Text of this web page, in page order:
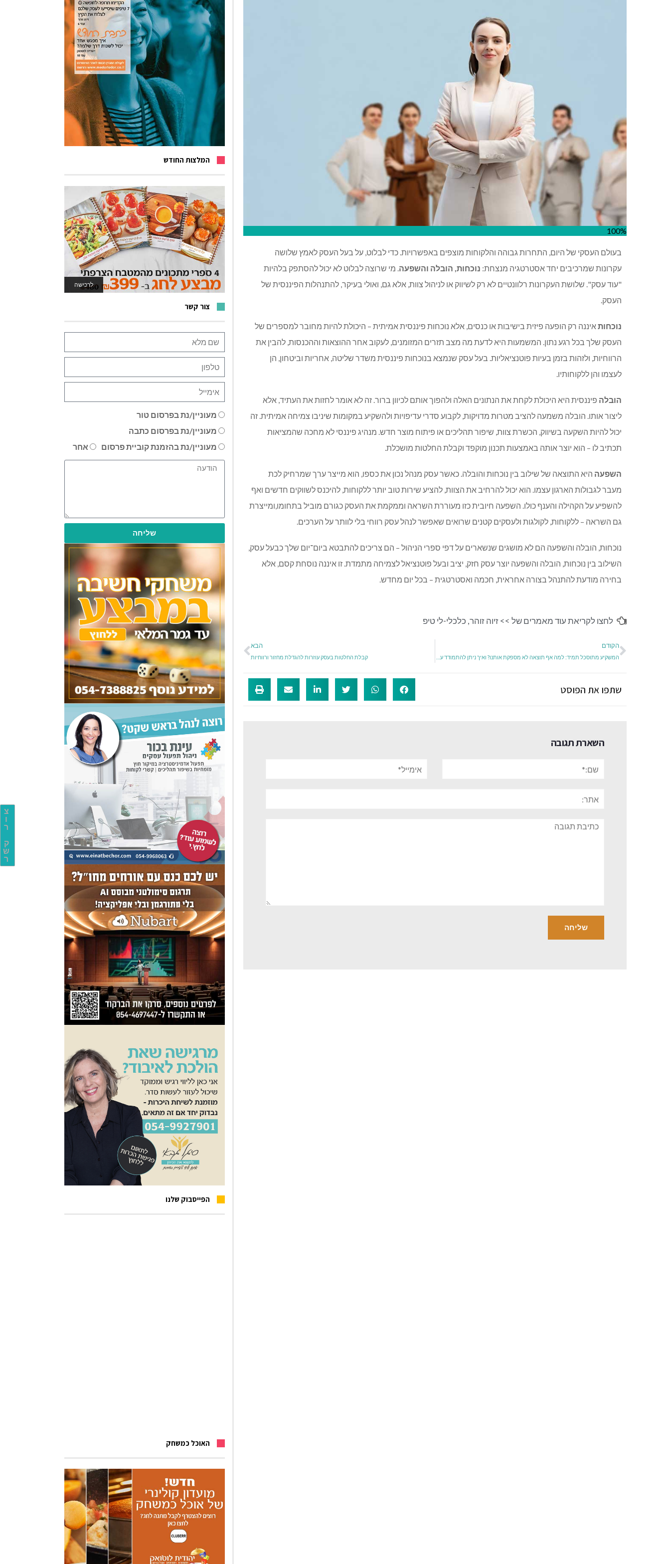
צ
ו
ר
ק
ש
ר
100%
בעולם העסקי של היום, התחרות גבוהה והלקוחות מוצפים באפשרויות. כדי לבלוט, על בעל העסק לאמץ שלושה
עקרונות שמרכיבים יחד אסטרטגיה מנצחת: נוכחות, הובלה והשפעה. מי שרוצה לבלוט לא יכול להסתפק בלהיות
"עוד עסק". שלושת העקרונות רלוונטיים לא רק לשיווק או לניהול צוות, אלא גם, ואולי בעיקר, להתנהלות הפיננסית של
העסק.
נוכחותאיננה רק הופעה פיזית בישיבות או כנסים, אלא נוכחות פיננסית אמיתית – היכולת להיות מחובר למספרים של
העסק שלך בכל רגע נתון. המשמעות היא לדעת מה מצב תזרים המזומנים, לעקוב אחר ההוצאות וההכנסות, להבין את
הרווחיות, ולזהות בזמן בעיות פוטנציאליות. בעל עסק שנמצא בנוכחות פיננסית משדר שליטה, אחריות וביטחון, הן
לעצמו והן ללקוחותיו.
הובלה פיננסית היא היכולת לקחת את הנתונים האלה ולהפוך אותם לכיוון ברור. זה לא אומר לחזות את העתיד, אלא
ליצור אותו. הובלה משמעה להציב מטרות מדויקות, לקבוע סדרי עדיפויות ולהשקיע במקומות שיניבו צמיחה אמיתית. זה
יכול להיות השקעה בשיווק, הכשרת צוות, שיפור תהליכים או פיתוח מוצר חדש. מנהיג פיננסי לא מחכה שהמציאות
תכתיב לו – הוא יוצר אותה באמצעות תכנון מוקפד וקבלת החלטות מושכלת.
השפעה היא התוצאה של שילוב בין נוכחות והובלה. כאשר עסק מנהל נכון את כספו, הוא מייצר ערך שמרחיק לכת
מעבר לגבולות הארגון עצמו. הוא יכול להרחיב את הצוות, להציע שירות טוב יותר ללקוחות, להיכנס לשווקים חדשים ואף
להשפיע על הקהילה והענף כולו. השפעה חיובית כזו מעוררת השראה וממקמת את העסק כגורם מוביל בתחומו,ומייצרת
גם השראה – ללקוחות, לקולגות ולעסקים קטנים שרואים שאפשר לנהל עסק רווחי בלי לוותר על הערכים.
נוכחות, הובלה והשפעה הם לא מושגים שנשארים על דפי ספרי הניהול – הם צריכים להתבטא ביום־יום שלך כבעל עסק,
השילוב בין נוכחות, הובלה והשפעה יוצר עסק חזק, יציב ובעל פוטנציאל לצמיחה מתמדת. זו איננה נוסחת קסם, אלא
בחירה מודעת להתנהל בצורה אחראית, חכמה ואסטרטגית – בכל יום מחדש.
לחצו לקריאת עוד מאמרים של >>זיוה זוהר, כלכלי-לי טיפ
הקודם הבא
קבלת החלטות בעסק עוזרות להגדלת מחזור ורווחיות
שתפו את הפוסט
השארת תגובה
תגובה
המלצות החודש
לרכישה
לאתר המשחקים
צור קשר
מעוניין/נת בפרסום טור
מעוניין/נת בפרסום כתבה
מעוניין/נת בהזמנת קוביית פרסום
אחר
שליחה
הפייסבוק שלנו
האוכל כמשחק